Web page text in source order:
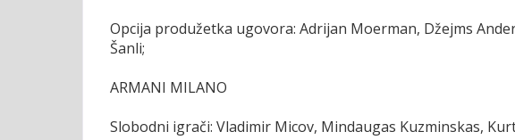
Opcija produžetka ugovora: Adrijan Moerman, Džejms
Šanli;
ARMANI MILANO
Slobodni igrači: Vladimir Micov, Mindaugas Kuzminskas,